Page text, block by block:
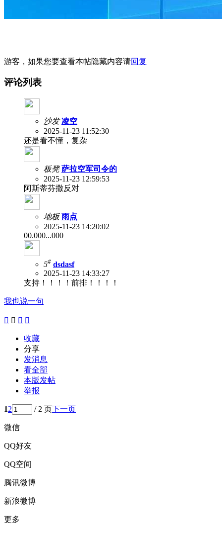
游客，如果您要查看本帖隐藏内容请回复
评论列表
沙发 凌空
2025-11-23 11:52:30
还是看不懂，复杂
板凳 萨拉空军司令的
2025-11-23 12:59:53
阿斯蒂芬撒反对
地板 雨点
2025-11-23 14:20:02
00.000...000
5# dsdasf
2025-11-23 14:33:27
支持！！！！前排！！！！
我也说一句
   
收藏
分享
发消息
看全部
本版发帖
举报
12 / 2 页下一页
微信
QQ好友
QQ空间
腾讯微博
新浪微博
更多